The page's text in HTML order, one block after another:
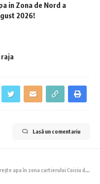
in Zona de Nord a
2026!
raja
Lasă un comentariu
în zona cartierului Coiciu din municipiul Constanța!